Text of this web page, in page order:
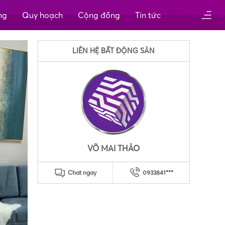
Quy hoạch Cộng đồng Tin tức
LIÊN HỆ BẤT ĐỘNG SẢN
VÕ MAI THẢO
Chat ngay 0933841***